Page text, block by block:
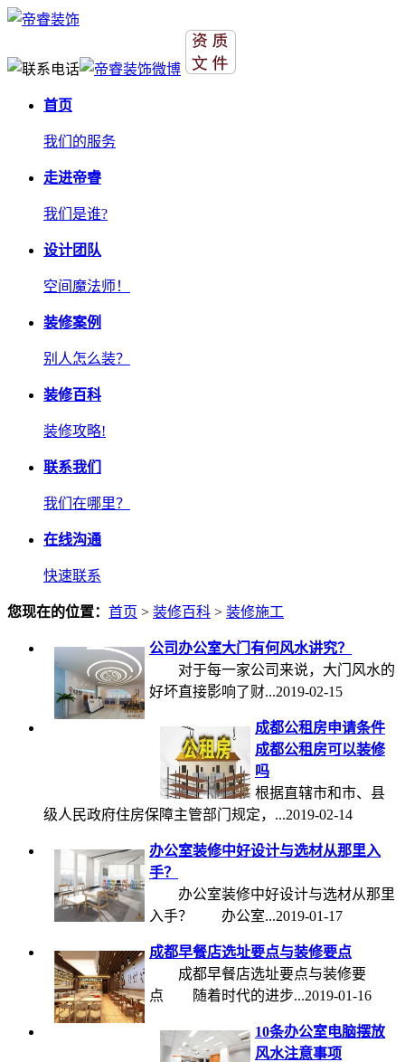
首页
我们的服务
走进帝睿
我们是谁?
设计团队
空间魔法师！
装修案例
别人怎么装？
装修百科
装修攻略!
联系我们
我们在哪里？
在线沟通
快速联系
您现在的位置： 首页 > 装修百科 > 装修施工
公司办公室大门有何风水讲究？
对于每一家公司来说，大门风水的
好坏直接影响了财...2019-02-15
成都公租房申请条件
成都公租房可以装修
吗
根据直辖市和市、县
级人民政府住房保障主管部门规定，...2019-02-14
办公室装修中好设计与选材从那里入
手？
办公室装修中好设计与选材从那里
入手？ 办公室...2019-01-17
成都早餐店选址要点与装修要点
成都早餐店选址要点与装修要
点 随着时代的进步...2019-01-16
10条办公室电脑摆放
风水注意事项